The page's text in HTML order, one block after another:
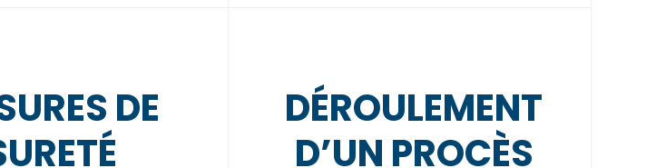
DE
DÉROULEMENT
D’UN PROCÈS